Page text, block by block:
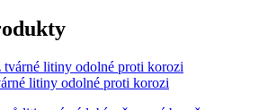
litiny odolné proti korozi